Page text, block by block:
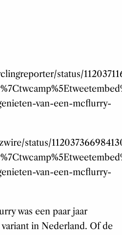
status/
van-een-mcflurry-
status/
van-een-mcflurry-
was een paar jaar
in Nederland. Of de